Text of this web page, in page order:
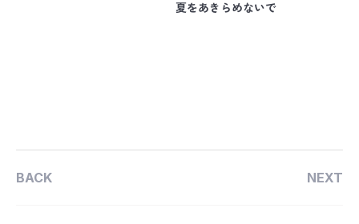
夏をあきらめないで
BACK NEXT